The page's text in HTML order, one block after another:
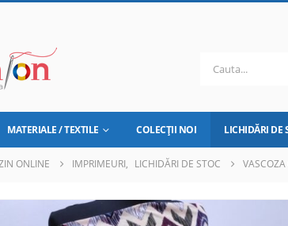
MATERIALE / TEXTILE COLECȚII NOI LICHIDĂRI DE
ONLINE IMPRIMEURI, LICHIDĂRI DE STOC VASCOZA